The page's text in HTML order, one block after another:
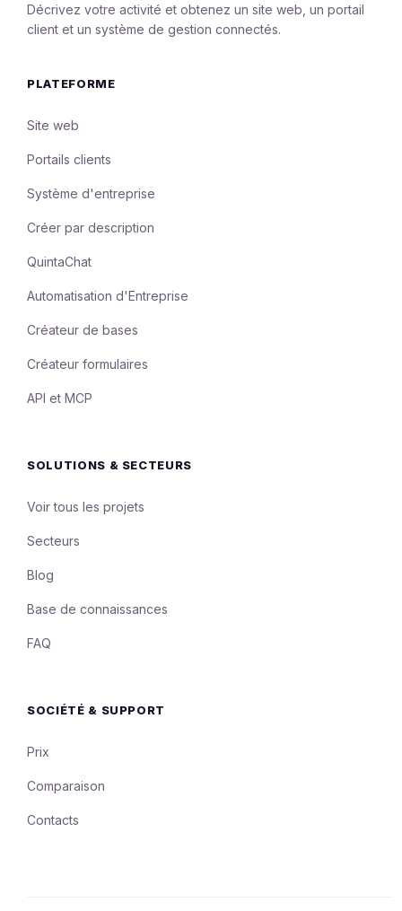
Décrivez votre activité et obtenez un site web, un portail
client et un système de gestion connectés.
PLATEFORME
Site web
Portails clients
Système d'entreprise
Créer par description
QuintaChat
Automatisation d'Entreprise
Créateur de bases
Créateur formulaires
API et MCP
SOLUTIONS & SECTEURS
Voir tous les projets
Secteurs
Blog
Base de connaissances
FAQ
SOCIÉTÉ & SUPPORT
Prix
Comparaison
Contacts